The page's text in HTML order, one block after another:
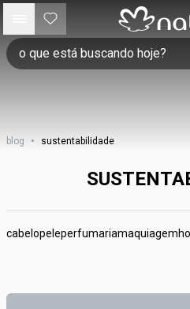
blog • sustentabilidade
cabelopeleperfumariamaquiagem